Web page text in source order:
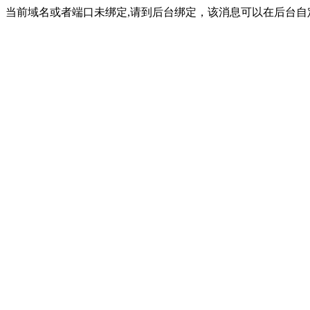
当前域名或者端口未绑定,请到后台绑定，该消息可以在后台自